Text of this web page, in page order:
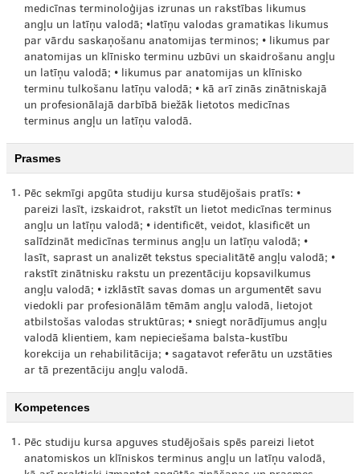
medicīnas terminoloģijas izrunas un rakstības likumus
angļu un latīņu valodā; •latīņu valodas gramatikas likumus
par vārdu saskaņošanu anatomijas terminos; • likumus par
anatomijas un klīnisko terminu uzbūvi un skaidrošanu angļu
un latīņu valodā; • likumus par anatomijas un klīnisko
terminu tulkošanu latīņu valodā; • kā arī zinās zinātniskajā
un profesionālajā darbībā biežāk lietotos medicīnas
terminus angļu un latīņu valodā.
Prasmes
1. Pēc sekmīgi apgūta studiju kursa studējošais pratīs: •
pareizi lasīt, izskaidrot, rakstīt un lietot medicīnas terminus
angļu un latīņu valodā; • identificēt, veidot, klasificēt un
salīdzināt medicīnas terminus angļu un latīņu valodā; •
lasīt, saprast un analizēt tekstus specialitātē angļu valodā; •
rakstīt zinātnisku rakstu un prezentāciju kopsavilkumus
angļu valodā; • izklāstīt savas domas un argumentēt savu
viedokli par profesionālām tēmām angļu valodā, lietojot
atbilstošas valodas struktūras; • sniegt norādījumus angļu
valodā klientiem, kam nepieciešama balsta-kustību
korekcija un rehabilitācija; • sagatavot referātu un uzstāties
ar tā prezentāciju angļu valodā.
Kompetences
1. Pēc studiju kursa apguves studējošais spēs pareizi lietot
anatomiskos un klīniskos terminus angļu un latīņu valodā,